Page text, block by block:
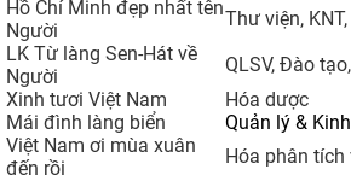
Hồ Chí Minh đẹp nhất tên
Người
Thư viện,
LK Từ làng Sen-Hát về
Người
QLSV, Đào
Xinh tươi Việt Nam
​Hóa dược
Mái đình làng biển
Quản lý &
Việt Nam ơi mùa xuân
đến rồi
​Hóa phân